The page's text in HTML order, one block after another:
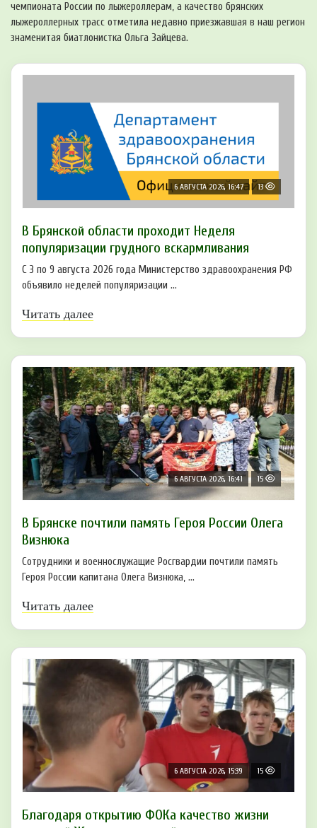
чемпионата России по лыжероллерам, а качество брянских
лыжероллерных трасс отметила недавно приезжавшая в наш регион
знаменитая биатлонистка Ольга Зайцева.
6 АВГУСТА 2026, 16:47 13
В Брянской области проходит Неделя
популяризации грудного вскармливания
С 3 по 9 августа 2026 года Министерство здравоохранения РФ
объявило неделей популяризации ...
Читать далее
6 АВГУСТА 2026, 16:41 15
В Брянске почтили память Героя России Олега
Визнюка
Сотрудники и военнослужащие Росгвардии почтили память
Героя России капитана Олега Визнюка, ...
Читать далее
6 АВГУСТА 2026, 15:39 15
Благодаря открытию ФОКа качество жизни